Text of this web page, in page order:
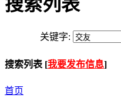
搜索列表
关键字:
搜索列表 [我要发布信息]
首页